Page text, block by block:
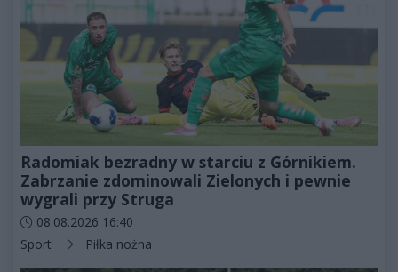
Radomiak bezradny w starciu z Górnikiem.
Zabrzanie zdominowali Zielonych i pewnie
wygrali przy Struga
Data dodania artykułu:
08.08.2026 16:40
Kategorie artykułu:
Sport Piłka nożna